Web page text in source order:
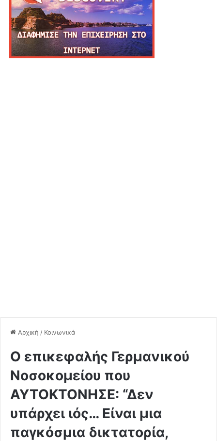
Αρχική / Κοινωνικά
O επικεφαλής Γερμανικού
Νοσοκομείου που
ΑΥΤΟΚΤΟΝΗΣΕ: “Δεν
υπάρχει ιός… Είναι μια
παγκόσμια δικτατορία,